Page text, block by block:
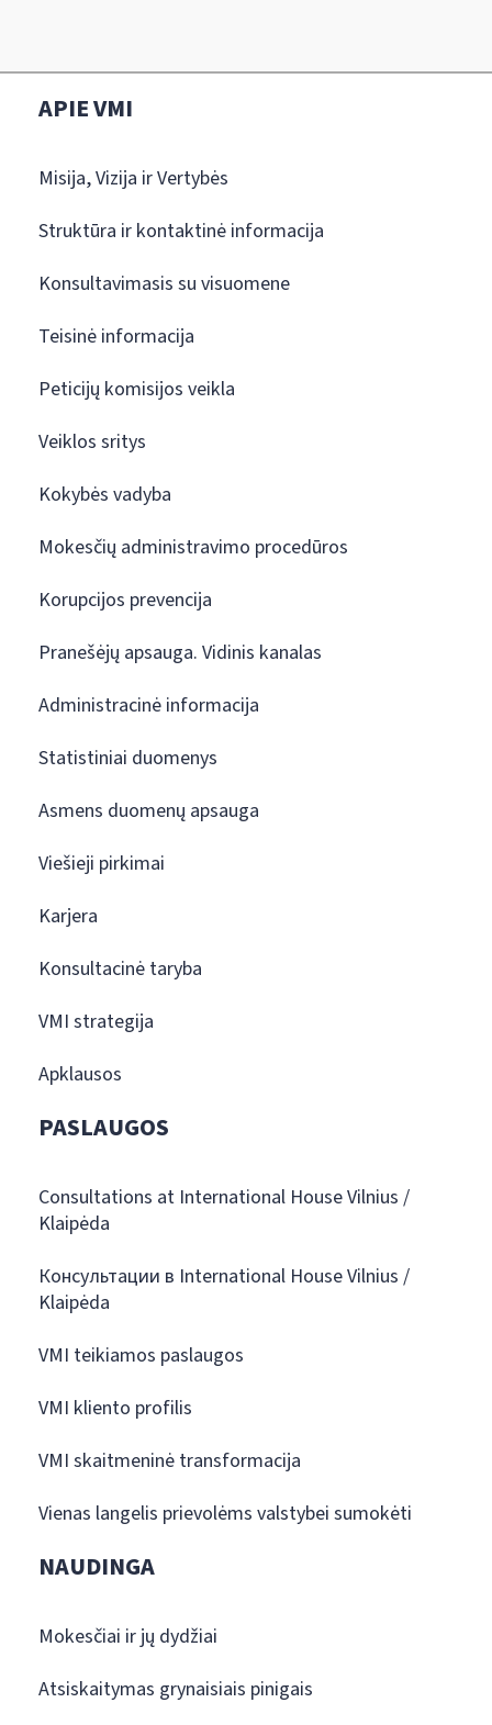
APIE VMI
Misija, Vizija ir Vertybės
Struktūra ir kontaktinė informacija
Konsultavimasis su visuomene
Teisinė informacija
Peticijų komisijos veikla
Veiklos sritys
Kokybės vadyba
Mokesčių administravimo procedūros
Korupcijos prevencija
Pranešėjų apsauga. Vidinis kanalas
Administracinė informacija
Statistiniai duomenys
Asmens duomenų apsauga
Viešieji pirkimai
Karjera
Konsultacinė taryba
VMI strategija
Apklausos
PASLAUGOS
Consultations at International House Vilnius /
Klaipėda
Консультации в International House Vilnius /
Klaipėda
VMI teikiamos paslaugos
VMI kliento profilis
VMI skaitmeninė transformacija
Vienas langelis prievolėms valstybei sumokėti
NAUDINGA
Mokesčiai ir jų dydžiai
Atsiskaitymas grynaisiais pinigais